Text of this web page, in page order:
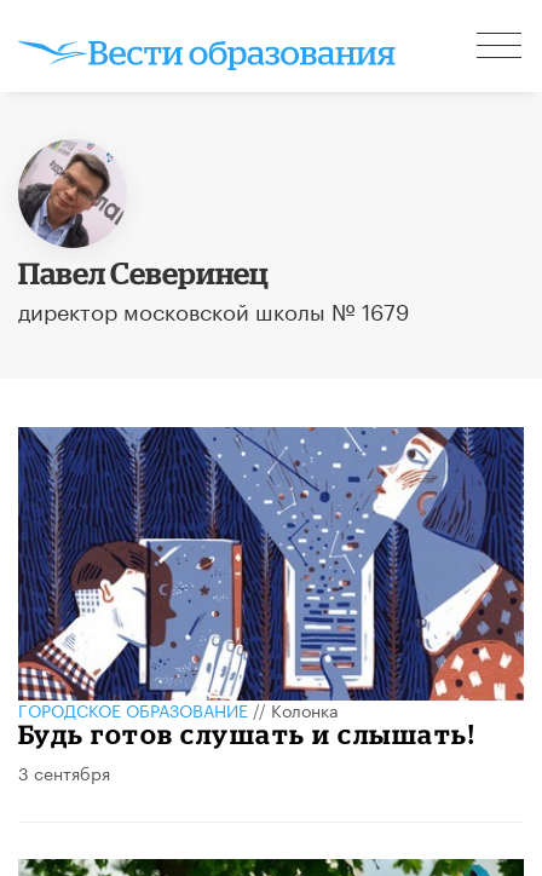
Павел Северинец
директор московской школы № 1679
ГОРОДСКОЕ ОБРАЗОВАНИЕ//Колонка
Будь готов слушать и слышать!
3 сентября